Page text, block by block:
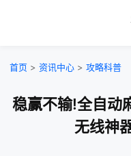
首页 > 资讯中心 > 攻略科普
稳赢不输!全自动
无线神